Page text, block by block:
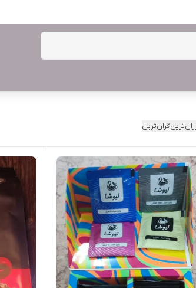
گران‌ترین